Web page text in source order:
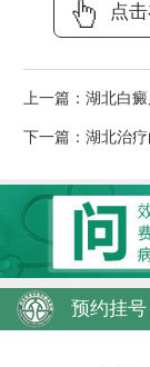
点
上一篇： 湖北白
下一篇： 湖北治
预约挂号